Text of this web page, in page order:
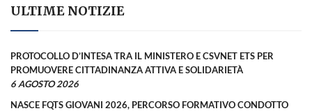
ULTIME NOTIZIE
PROTOCOLLO D’INTESA TRA IL MINISTERO E CSVNET ETS PER
PROMUOVERE CITTADINANZA ATTIVA E SOLIDARIETÀ
6 AGOSTO 2026
NASCE FQTS GIOVANI 2026, PERCORSO FORMATIVO CONDOTTO